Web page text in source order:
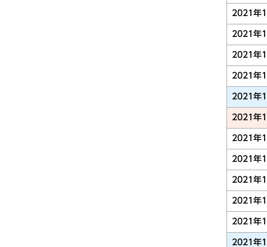
2021年
2021年
2021年
2021年
2021年
2021年
2021年
2021年
2021年
2021年
2021年
2021年